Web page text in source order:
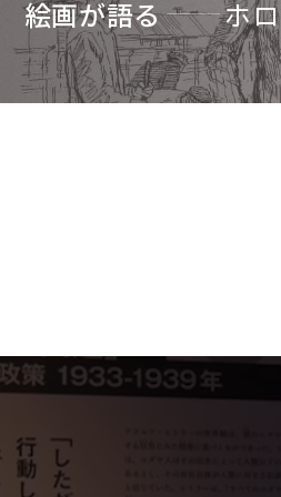
絵画が語る ホ